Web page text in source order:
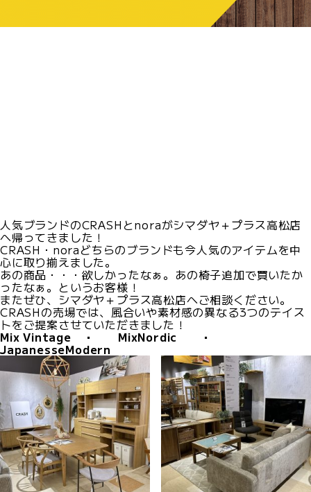
人気ブランドのCRASHとnoraがシマダヤ＋プラス高松店
へ帰ってきました！
CRASH・noraどちらのブランドも今人気のアイテムを中
心に取り揃えました。
あの商品・・・欲しかったなぁ。あの椅子追加で買いたか
ったなぁ。というお客様！
またぜひ、シマダヤ＋プラス高松店へご相談ください。
CRASHの売場では、風合いや素材感の異なる3つのテイス
トをご提案させていただきました！
Mix Vintage ・ MixNordic ・
JapanesseModern